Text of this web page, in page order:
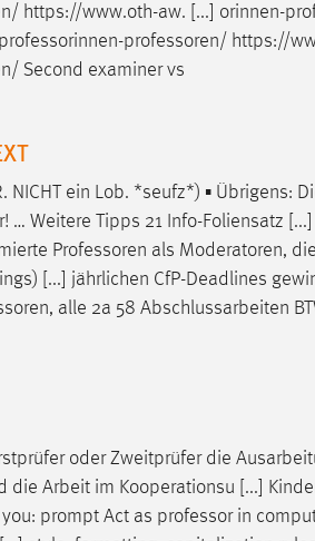
/ https://www.oth-aw. [...] orinnen-
professoren/ https://
/ Second examiner vs
ein Lob. *seufz*) ▪ Übrigens:
… Weitere Tipps 21 Info-Foliensatz
Professoren als Moderatoren,
[...] jährlichen CfP-Deadlines
, alle 2a 58 Abschlussarbeiten
oder Zweitprüfer die
Arbeit im Kooperationsu [...]
prompt Act as professorin
style-
= 3